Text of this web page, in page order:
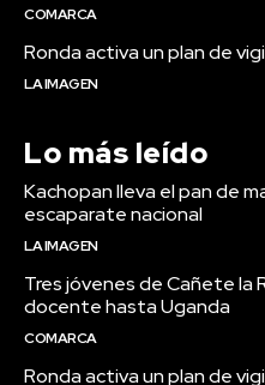
COMARCA
Ronda activa un plan de
LA IMAGEN
Lo más leído
Kachopan lleva el pan de
escaparate nacional
LA IMAGEN
Tres jóvenes de Cañete la
docente hasta Uganda
COMARCA
Ronda activa un plan de